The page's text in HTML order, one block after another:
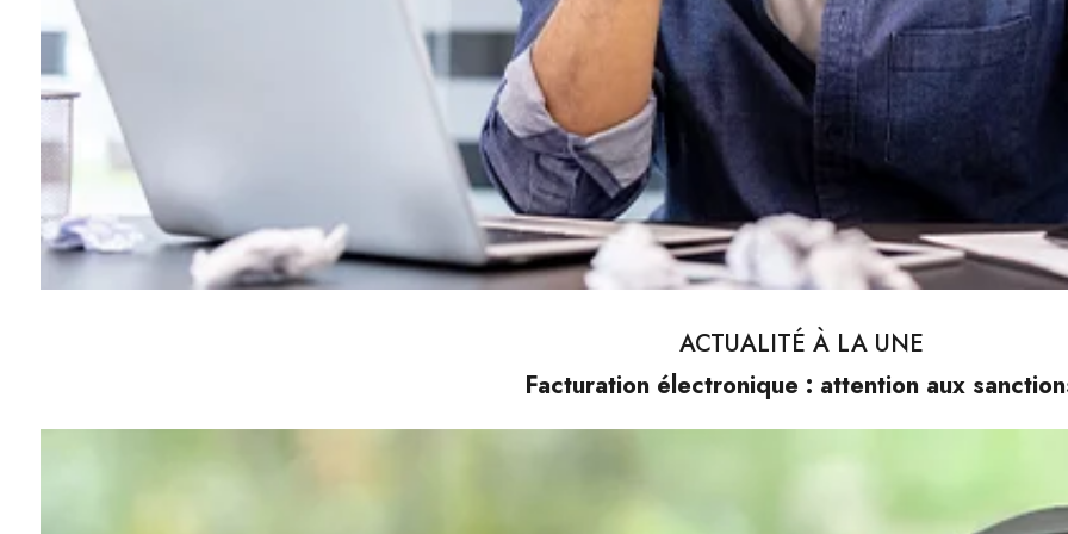
ACTUALITÉ À LA UNE
Facturation électronique : attention aux